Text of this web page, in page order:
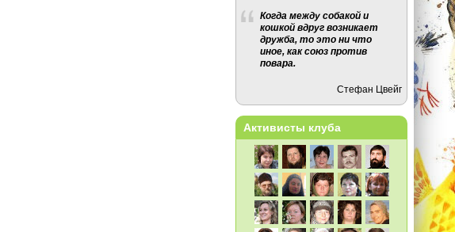
Когда между собакой и
кошкой вдруг возникает
дружба, то это ни что
иное, как союз против
повара.
Стефан Цвейг
Активисты клуба